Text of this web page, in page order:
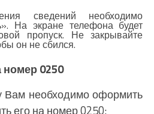
сведений необходимо
На экране телефона будет
пропуск. Не закрывайте
он не сбился.
0250
Вам необходимо оформить
его на номер 0250: